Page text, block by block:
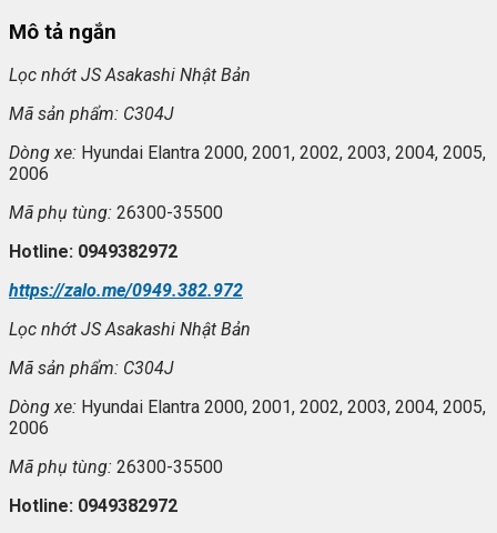
Mô tả ngắn
Lọc nhớt JS Asakashi Nhật Bản
Mã sản phẩm: C304J
Dòng xe: Hyundai Elantra 2000, 2001, 2002, 2003, 2004, 2005,
2006
Mã phụ tùng: 26300-35500
Hotline: 0949382972
https://zalo.me/0949.382.972
Lọc nhớt JS Asakashi Nhật Bản
Mã sản phẩm: C304J
Dòng xe: Hyundai Elantra 2000, 2001, 2002, 2003, 2004, 2005,
2006
Mã phụ tùng: 26300-35500
Hotline: 0949382972